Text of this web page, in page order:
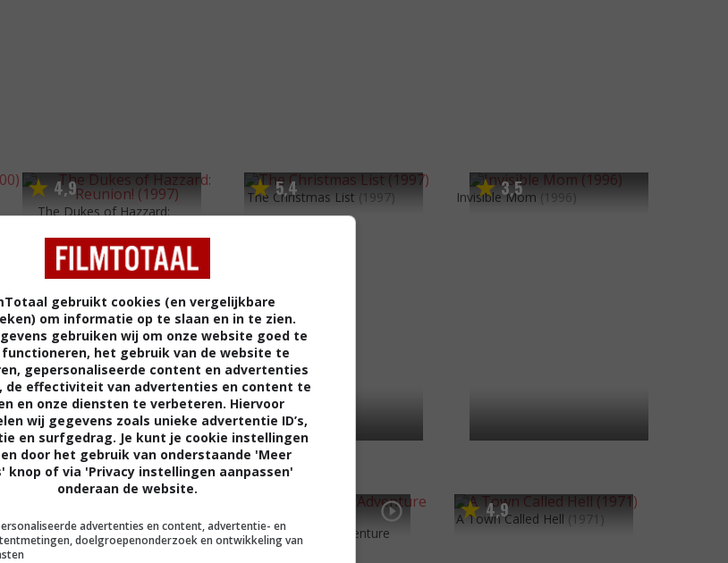
4,9
The Dukes of Hazzard:
5,4
The Christmas List (1997) 3,5
Invisible Mom (1996)
Las Vegas Lady
The Poseidon Adventure
(1972)
4,9
A Town Called Hell (1971)
gebruikt cookies (en vergelijkbare
om informatie op te slaan en in te zien.
gebruiken wij om onze website goed te
het gebruik van de website te
gepersonaliseerde content en advertenties
de effectiviteit van advertenties en content te
en onze diensten te verbeteren. Hiervoor
wij gegevens zoals unieke advertentie ID’s,
en surfgedrag. Je kunt je cookie instellingen
door het gebruik van onderstaande 'Meer
knop of via 'Privacy instellingen aanpassen'
onderaan de website.
advertenties en content, advertentie- en
doelgroepenonderzoek en ontwikkeling van